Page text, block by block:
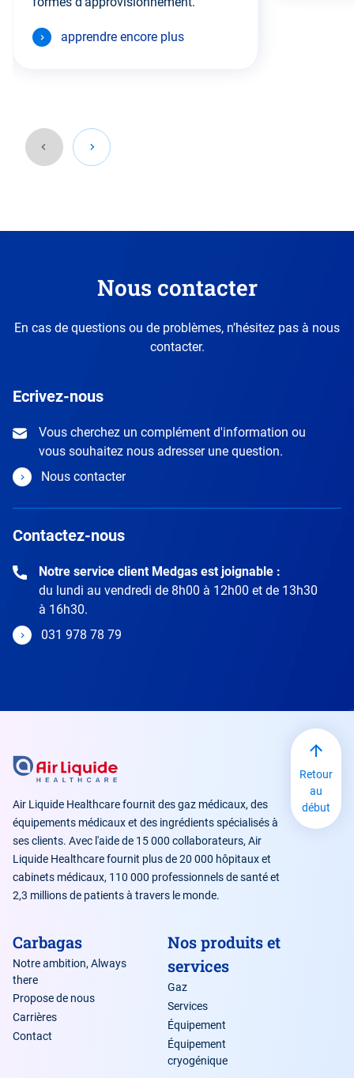
apprendre encore plus
Nous contacter
En cas de questions ou de problèmes, n’hésitez pas à nous
contacter.
Ecrivez-nous
Vous cherchez un complément d'information ou
vous souhaitez nous adresser une question.
Nous contacter
Contactez-nous
Notre service client Medgas est joignable :
du lundi au vendredi de 8h00 à 12h00 et de 13h30
à 16h30.
031 978 78 79
Air Liquide Healthcare fournit des gaz médicaux, des
équipements médicaux et des ingrédients spécialisés à
ses clients. Avec l'aide de 15 000 collaborateurs, Air
Liquide Healthcare fournit plus de 20 000 hôpitaux et
cabinets médicaux, 110 000 professionnels de santé et
2,3 millions de patients à travers le monde.
Carbagas
Notre ambition, Always
there
Propose de nous
Carrières
Contact
Nos produits et
services
Gaz
Services
Équipement
Équipement
cryogénique
Retour
au
début